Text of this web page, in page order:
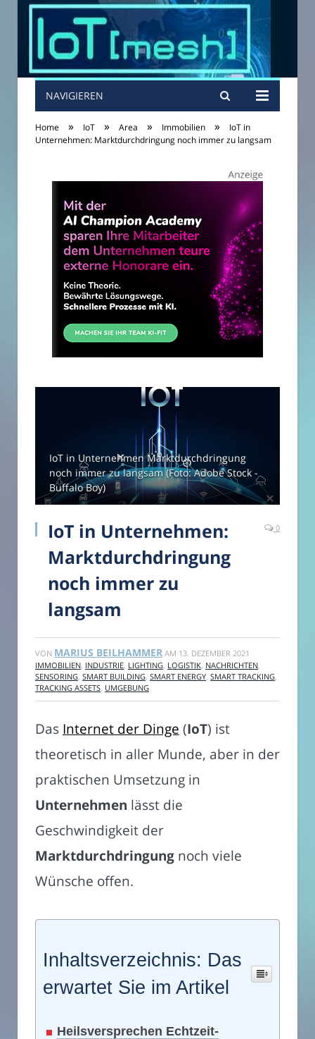
NAVIGIEREN
Home » IoT » Area » Immobilien »
IoT in
Unternehmen: Marktdurchdringung noch immer zu langsam
IoT in Unternehmen Marktdurchdringung
noch immer zu langsam (Foto: Adobe Stock -
Buffalo Boy)
IoT in Unternehmen:
Marktdurchdringung
noch immer zu
langsam
0
VON MARIUS BEILHAMMER AM 13. DEZEMBER 2021
IMMOBILIEN INDUSTRIE LIGHTING LOGISTIK NACHRICHTEN
SENSORING SMART BUILDING SMART ENERGY SMART TRACKING
TRACKING ASSETS UMGEBUNG
Das Internet der Dinge (IoT) ist
theoretisch in aller Munde, aber in der
praktischen Umsetzung in
Unternehmen lässt die
Geschwindigkeit der
Marktdurchdringung noch viele
Wünsche offen.
Inhaltsverzeichnis: Das
erwartet Sie im Artikel
Heilsversprechen Echtzeit-